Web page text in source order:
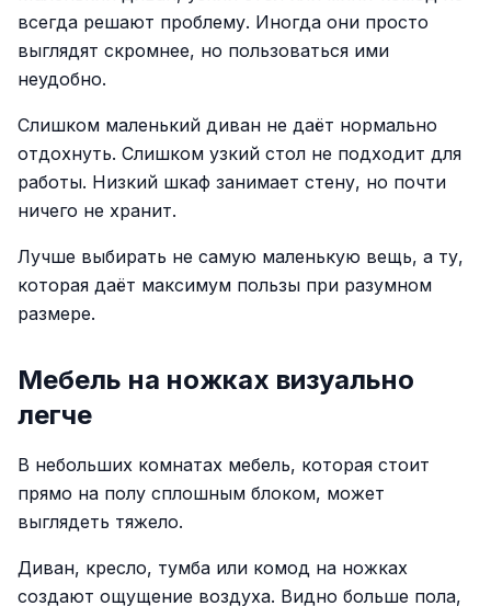
всегда решают проблему. Иногда они просто
выглядят скромнее, но пользоваться ими
неудобно.
Слишком маленький диван не даёт нормально
отдохнуть. Слишком узкий стол не подходит для
работы. Низкий шкаф занимает стену, но почти
ничего не хранит.
Лучше выбирать не самую маленькую вещь, а ту,
которая даёт максимум пользы при разумном
размере.
Мебель на ножках визуально
легче
В небольших комнатах мебель, которая стоит
прямо на полу сплошным блоком, может
выглядеть тяжело.
Диван, кресло, тумба или комод на ножках
создают ощущение воздуха. Видно больше пола,